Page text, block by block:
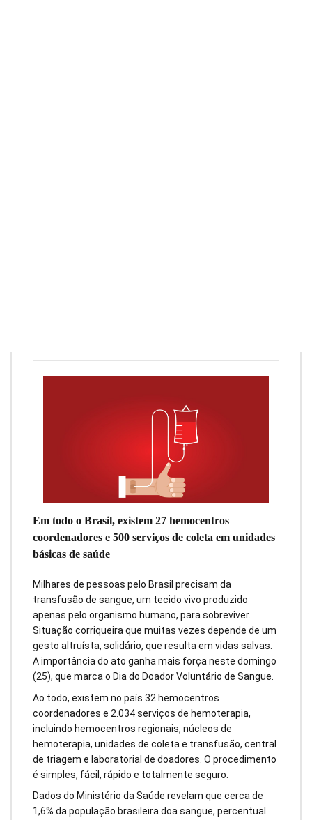
Em todo o Brasil, existem 27 hemocentros
coordenadores e 500 serviços de coleta em unidades
básicas de saúde
Milhares de pessoas pelo Brasil precisam da
transfusão de sangue, um tecido vivo produzido
apenas pelo organismo humano, para sobreviver.
Situação corriqueira que muitas vezes depende de um
gesto altruísta, solidário, que resulta em vidas salvas.
A importância do ato ganha mais força neste domingo
(25), que marca o Dia do Doador Voluntário de Sangue.
Ao todo, existem no país 32 hemocentros
coordenadores e 2.034 serviços de hemoterapia,
incluindo hemocentros regionais, núcleos de
hemoterapia, unidades de coleta e transfusão, central
de triagem e laboratorial de doadores. O procedimento
é simples, fácil, rápido e totalmente seguro.
Dados do Ministério da Saúde revelam que cerca de
1,6% da população brasileira doa sangue, percentual